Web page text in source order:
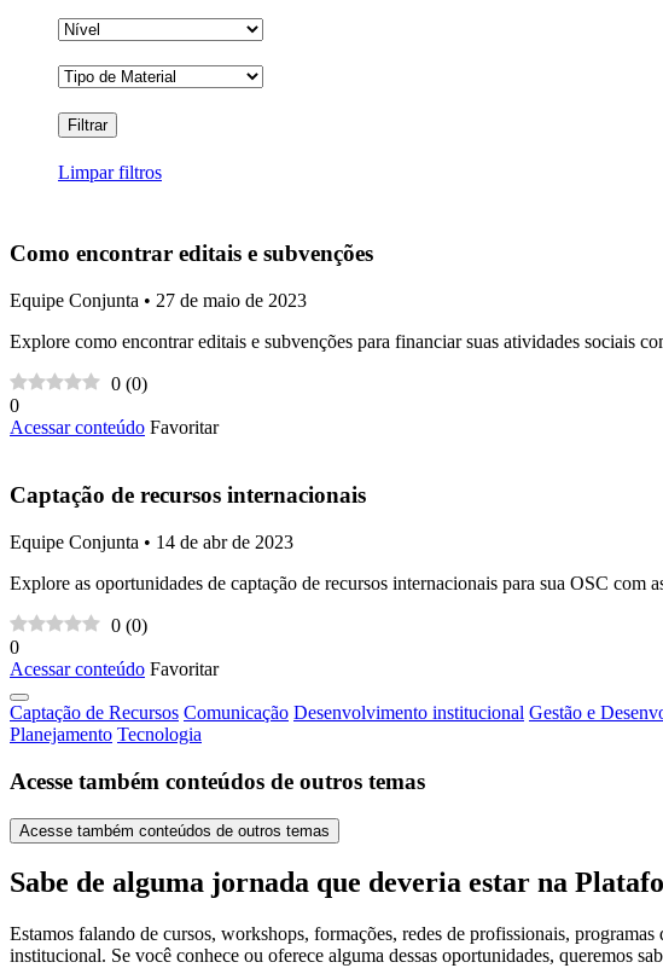
Limpar filtros
Como encontrar editais e subvenções
Equipe Conjunta • 27 de maio de 2023
Explore como encontrar editais e subvenções para financiar suas atividades sociais
0 (0)
0
Acessar conteúdo Favoritar
Captação de recursos internacionais
Equipe Conjunta • 14 de abr de 2023
Explore as oportunidades de captação de recursos internacionais para sua OSC com
0 (0)
0
Acessar conteúdo Favoritar
Captação de Recursos Comunicação Desenvolvimento institucional Gestão e
Planejamento Tecnologia
Acesse também conteúdos de outros temas
Acesse também conteúdos de outros temas
Sabe de alguma jornada que deveria estar na
Estamos falando de cursos, workshops, formações, redes de profissionais,
institucional. Se você conhece ou oferece alguma dessas oportunidades, queremos